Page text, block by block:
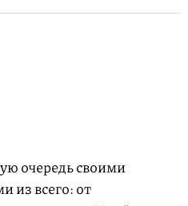
очередь своими
из всего: от